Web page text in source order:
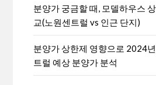
분양가 궁금할 때, 모델하우스
교(노원센트럴 vs 인근 단지)
분양가 상한제 영향으로 2024
트럴 예상 분양가 분석